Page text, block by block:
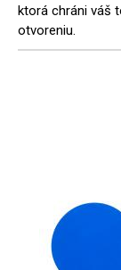
ktorá chráni váš
otvoreniu.